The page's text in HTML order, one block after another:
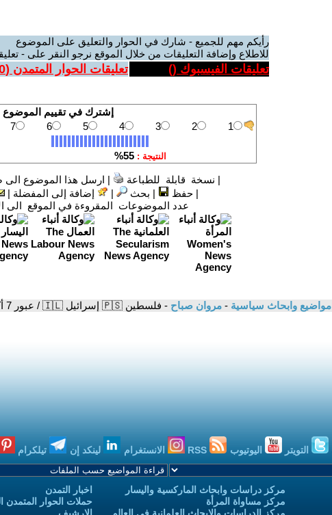
رأيكم مهم للجميع - شارك في الحوار والتعليق على الموضوع
للاطلاع وإضافة التعليقات من خلال الموقع نرجو النقر على -
تعليقات الفيسبوك () تعليقات الحوار المتمدن (
| نسخة قابلة للطباعة | ارسل هذا الموضوع
|حفظ | بحث | إضافة إلى المفضلة |
عدد الموضوعات المقروءة في الموقع الى
مواضيع وابحاث سياسية - مروان صباح - فلسطين 🇵🇸 إسرائيل 🇮🇱 / عبور 7 أكتوبر
التويتر اليوتيوب الانستغرام لينكد إن تيلكرام
مركز دراسات وابحاث الماركسية واليسار
مركز مساواة المرأة
اخبار التمدن
حملات الحوار المتمدن